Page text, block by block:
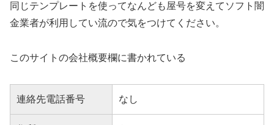
同じテンプレートを使ってなんども屋号を変えてソフト闇
金業者が利用してい流ので気をつけてください。
このサイトの会社概要欄に書かれている
連絡先電話番号 なし